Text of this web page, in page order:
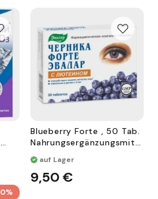
Blueberry Forte , 50 Tab.
Nahrungsergänzungsmitt
el
auf Lager
9,50 €